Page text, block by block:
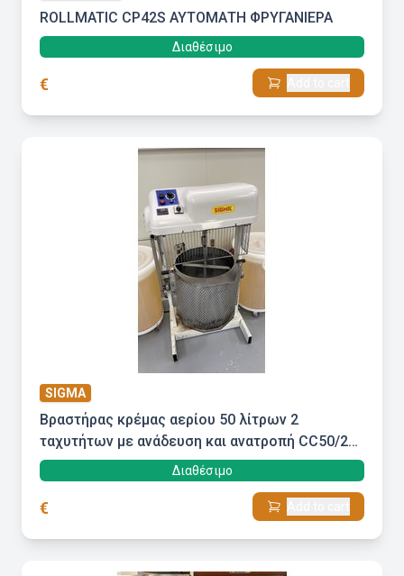
ROLLMATIC CP42S ΑΥΤΟΜΑΤΗ ΦΡΥΓΑΝΙΕΡΑ
Διαθέσιμο
€
SIGMA
Βραστήρας κρέμας αερίου 50 λίτρων 2
ταχυτήτων με ανάδευση και ανατροπή CC50/2
Sigma
Διαθέσιμο
€